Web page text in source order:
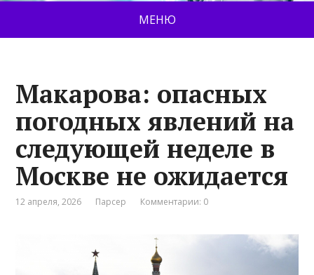
МЕНЮ
Макарова: опасных
погодных явлений на
следующей неделе в
Москве не ожидается
12 апреля, 2026 Парсер Комментарии: 0